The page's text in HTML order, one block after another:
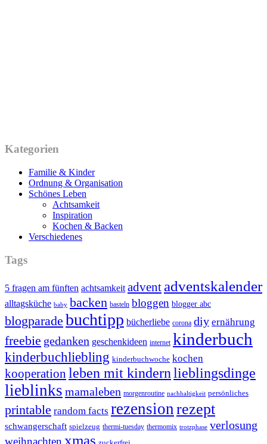
Kategorien
Familie & Kinder
Ordnung & Organisation
Schönes Leben
Achtsamkeit
Inspiration
Kochen & Backen
Verschiedenes
Tags
5 fragen am fünften achtsamkeit advent adventskalender
alltagsküche baby backen basteln bloggen blogger abc
blogparade buchtipp bücherliebe corona diy ernährung
freebie gedanken geschenkideen internet kinderbuch
kinderbuchliebling kinderbuchwoche kochen
kooperation leben mit kindernlieblingsdinge
lieblinks mamaleben morgenroutine nachhaltigkeit persönliches
printable random facts rezensionrezept
schwangerschaft spielzeug thermi-tuesday thermomix trotzphase verlosung
xmas